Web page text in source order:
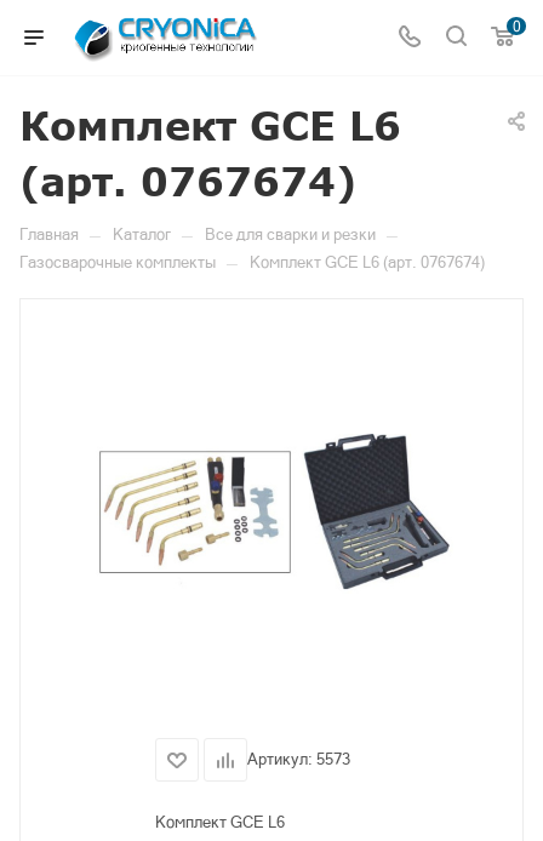
0
Комплект GCE L6
(арт. 0767674)
Главная — Каталог — Все для сварки и резки —
Газосварочные комплекты — Комплект GCE L6 (арт. 0767674)
Артикул: 5573
Комплект GCE L6